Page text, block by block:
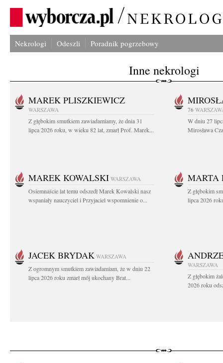
Nekrologi Odeszli Poradnik pogrzebowy
Inne nekrologi
MAREK PLISZKIEWICZ
WARSZAWA
Z głębokim smutkiem zawiadamiamy, że dnia 31
lipca 2026 roku, w wieku 82 lat, zmarł Prof. Marek...
76
W dniu 27
Mirosława
MAREK KOWALSKI WARSZAWA
Osiemnaście lat temu odszedł Marek Kowalski nasz
wspaniały nauczyciel i Przyjaciel wspomnienie o...
MARTA
Z głębokim
lipca 2026
JACEK BRYDAK WARSZAWA
Z ogromnym smutkiem zawiadamiam, że w dniu 22
lipca 2026 roku zmarł mój ukochany Brat...
WARSZAWA
Z głębokim
2026 roku